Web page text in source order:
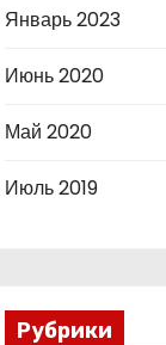
Январь 2023
Июнь 2020
Май 2020
Июль 2019
Рубрики